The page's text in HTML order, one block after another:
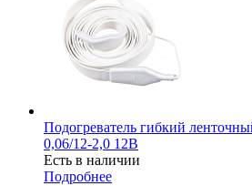
Подогреватель гибкий
0,06/12-2,0 12В
Есть в наличии
Подробнее